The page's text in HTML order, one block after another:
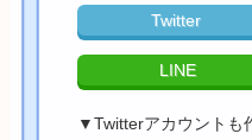
Twitter
LINE
▼Twitterアカウントも